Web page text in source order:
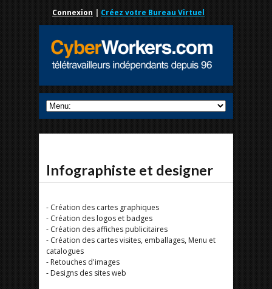
Connexion | Créez votre Bureau Virtuel
Infographiste et designer
- Création des cartes graphiques
- Création des logos et badges
- Création des affiches publicitaires
- Création des cartes visites, emballages, Menu et
catalogues
- Retouches d'images
- Designs des sites web